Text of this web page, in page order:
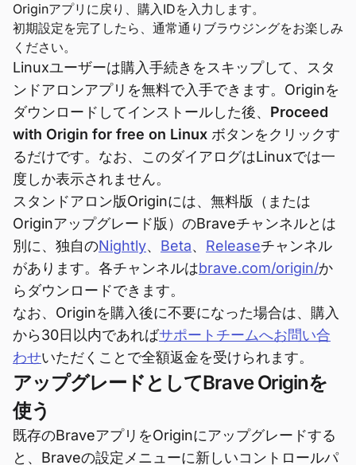
Originアプリに戻り、購入IDを入力します。
初期設定を完了したら、通常通りブラウジングをお楽しみ
ください。
Linuxユーザーは購入手続きをスキップして、スタ
ンドアロンアプリを無料で入手できます。Originを
ダウンロードしてインストールした後、 Proceed
with Origin for free on Linux ボタンをクリックす
るだけです。なお、このダイアログはLinuxでは一
度しか表示されません。
スタンドアロン版Originには、無料版（または
Originアップグレード版）のBraveチャンネルとは
別に、独自のNightly、 Beta、 Releaseチャンネル
があります。各チャンネルはbrave.com/origin/か
らダウンロードできます。
なお、Originを購入後に不要になった場合は、購入
から30日以内であればサポートチームへお問い合
わせいただくことで全額返金を受けられます。
アップグレードとしてBrave Originを
使う
既存のBraveアプリをOriginにアップグレードする
と、Braveの設定メニューに新しいコントロールパ